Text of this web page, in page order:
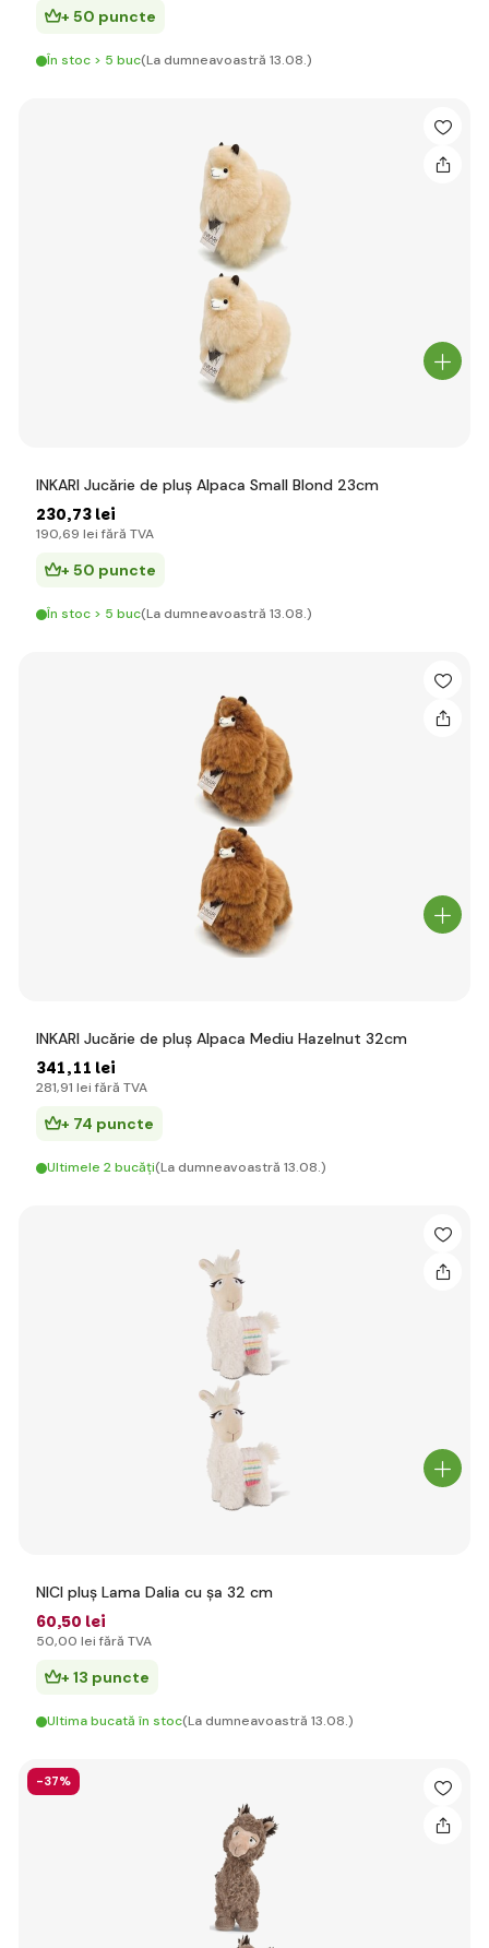
+ 50 puncte
În stoc > 5 buc(La dumneavoastră 13.08.)
INKARI Jucărie de pluș Alpaca Small Blond 23cm
230,73 lei
190,69 lei fără TVA
+ 50 puncte
În stoc > 5 buc(La dumneavoastră 13.08.)
INKARI Jucărie de pluș Alpaca Mediu Hazelnut 32cm
341,11 lei
281,91 lei fără TVA
+ 74 puncte
Ultimele 2 bucăți(La dumneavoastră 13.08.)
NICI pluș Lama Dalia cu șa 32 cm
60,50 lei
50,00 lei fără TVA
+ 13 puncte
Ultima bucată în stoc(La dumneavoastră 13.08.)
-37%